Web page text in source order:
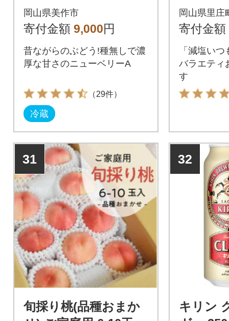
岡山県美作市
寄付金額 9,000円
昔ながらのぶどう!種無しで濃
厚な甘さのニューベリーA
（29件）
冷蔵
つもの
0食)×3
岡山県里庄
寄付金額
「減塩い
バラエティ
す
31
旬採り桃(品種おまか
32
キリン